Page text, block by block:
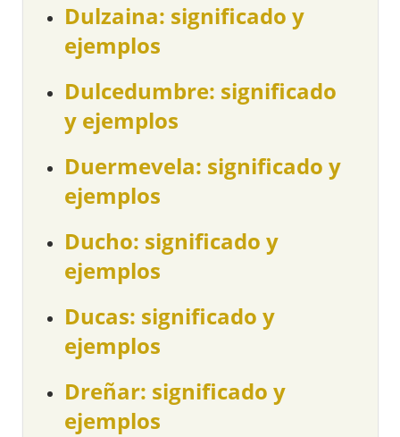
Dulzaina: significado y
ejemplos
Dulcedumbre: significado
y ejemplos
Duermevela: significado y
ejemplos
Ducho: significado y
ejemplos
Ducas: significado y
ejemplos
Dreñar: significado y
ejemplos